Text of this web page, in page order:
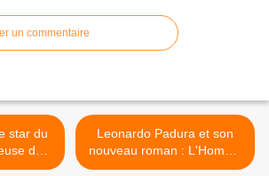
un commentaire
du
Leonardo Padura et son
nouveau roman : L'Homme
qui aimait les chiens >